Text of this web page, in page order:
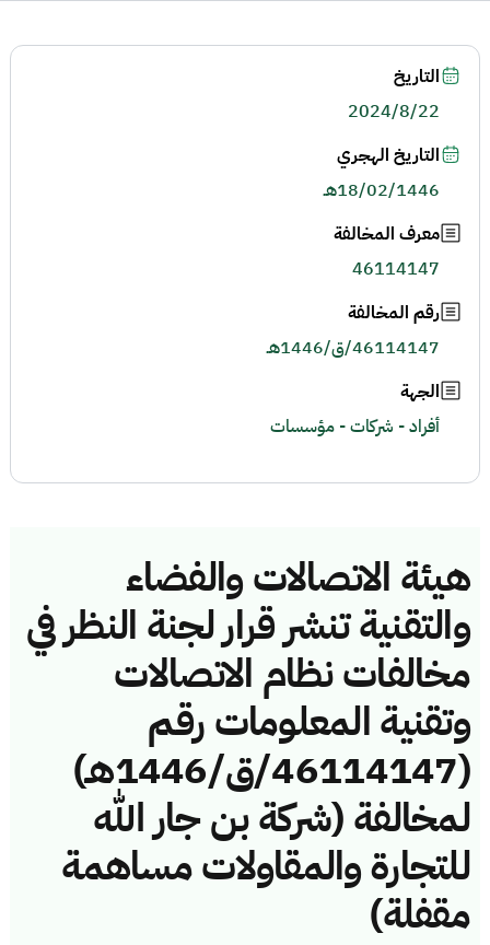
هيئة الاتصالات والفضاء
والتقنية تنشر قرار لجنة النظر في
مخالفات نظام الاتصالات
وتقنية المعلومات رقم
(46114147/ق/1446هـ)
لمخالفة (شركة بن جار الله
للتجارة والمقاولات مساهمة
مقفلة)
التاريخ
2024/8/22
التاريخ الهجري
18/02/1446هـ
معرف المخالفة
46114147
رقم المخالفة
46114147/ق/1446هـ
الجهة
أفراد - شركات - مؤسسات